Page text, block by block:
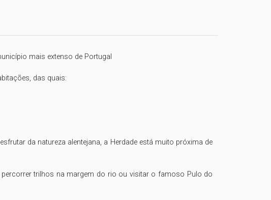
mais extenso de Portugal
das quais:
da natureza alentejana, a Herdade está muito próxima de
trilhos na margem do rio ou visitar o famoso Pulo do